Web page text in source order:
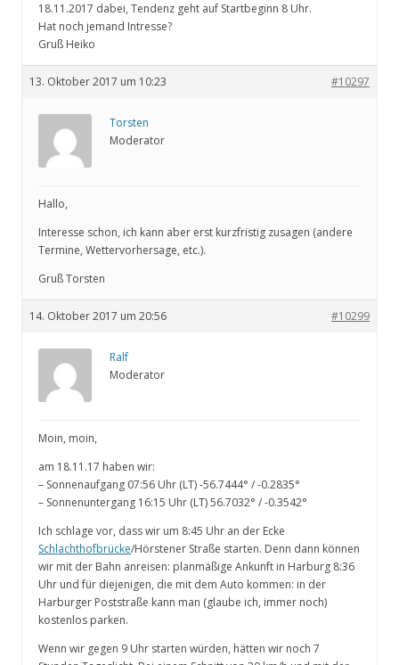
18.11.2017 dabei, Tendenz geht auf Startbeginn 8 Uhr.
Hat noch jemand Intresse?
Gruß Heiko
13. Oktober 2017 um 10:23 #10297
Torsten
Moderator
Hallo,
Interesse schon, ich kann aber erst kurzfristig zusagen (andere
Termine, Wettervorhersage, etc.).
Gruß Torsten
14. Oktober 2017 um 20:56 #10299
Ralf
Moderator
Moin, moin,
am 18.11.17 haben wir:
– Sonnenaufgang 07:56 Uhr (LT) -56.7444° / -0.2835°
– Sonnenuntergang 16:15 Uhr (LT) 56.7032° / -0.3542°
Ich schlage vor, dass wir um 8:45 Uhr an der Ecke
Schlachthofbrücke/Hörstener Straße starten. Denn dann können
wir mit der Bahn anreisen: planmäßige Ankunft in Harburg 8:36
Uhr und für diejenigen, die mit dem Auto kommen: in der
Harburger Poststraße kann man (glaube ich, immer noch)
kostenlos parken.
Wenn wir gegen 9 Uhr starten würden, hätten wir noch 7